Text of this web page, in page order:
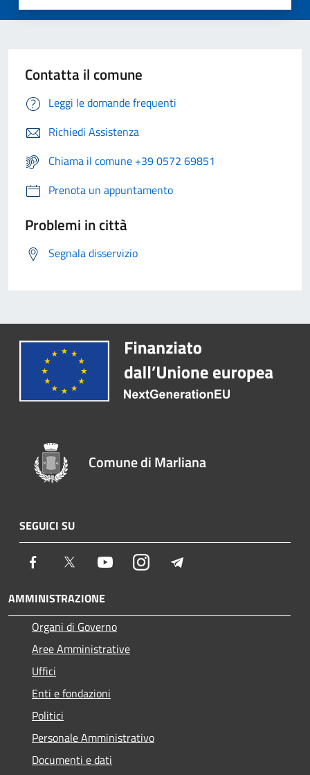
Contatta il comune
Leggi le domande frequenti
Richiedi Assistenza
Chiama il comune +39 0572 69851
Prenota un appuntamento
Problemi in città
Segnala disservizio
Comune di Marliana
SEGUICI SU
Facebook Twitter YoutubeInstagram
AMMINISTRAZIONE
Organi di Governo
Aree Amministrative
Uffici
Enti e fondazioni
Politici
Personale Amministrativo
Documenti e dati